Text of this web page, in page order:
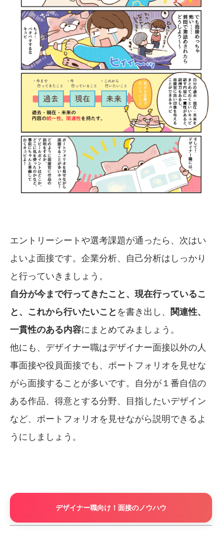
エントリーシートや選考課題が通ったら、次はい
よいよ面接です。企業分析、自己分析はしっかり
と行っていきましょう。
自分が今まで行ってきたこと、現在行っているこ
と、これから行いたいこと を書き出し、 関連性、
一貫性のある内容にまとめてみましょう。
他にも、デザイナー職はデザイナー面接以外の人
事面接や役員面接でも、ポートフォリオを見せな
がら面接することが多いです。自分が１番自信の
ある作品、得意とする分野、目指したいデザイン
など、ポートフォリオを見せながら説明できるよ
うにしましょう。
デザイナー職向け！面接のノウハウ